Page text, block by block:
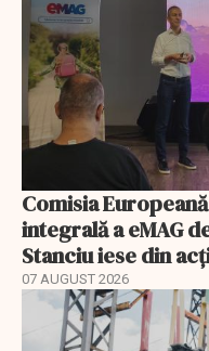
Comisia
integrală a eMAG
Stanciu iese din
07 AUGUST 2026